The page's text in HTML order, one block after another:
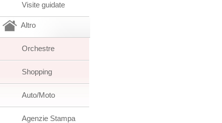
Visite guidate
Altro
Orchestre
Shopping
Auto/Moto
Agenzie Stampa